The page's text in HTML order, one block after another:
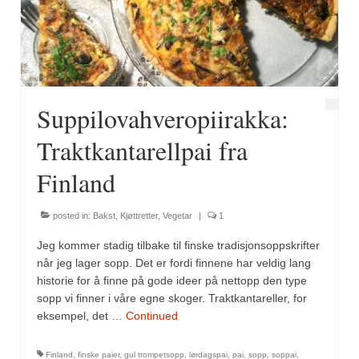
Fugl
Gryteretter
Snacks
Supper
Vegetar
Krydder, oppskrifter
Albóndigaskrydder
Bouquet garni
Suppilovahveropiirakka:
Traktkantarellpai fra
Finland
posted in: Bakst Kjøttretter, Vegetar | 1
Jeg kommer stadig tilbake til finske tradisjonsoppskrifter
når jeg lager sopp. Det er fordi finnene har veldig lang
historie for å finne på gode ideer på nettopp den type
sopp vi finner i våre egne skoger. Traktkantareller, for
eksempel, det … Continued
Finland finske paier, gul trompetsopp lørdagspai pai sopp soppai